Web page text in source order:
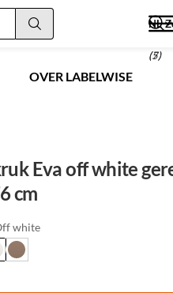
NL
(5)
(7)
OVER LABELWISE
Eva off white
cm
white